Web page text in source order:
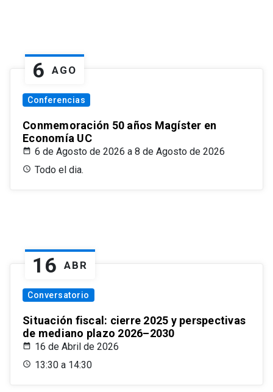
6 AGO
Conferencias
Conmemoración 50 años Magíster en
Economía UC
6 de Agosto de 2026 a 8 de Agosto de 2026
Todo el dia.
16 ABR
Conversatorio
Situación fiscal: cierre 2025 y perspectivas
de mediano plazo 2026–2030
16 de Abril de 2026
13:30 a 14:30